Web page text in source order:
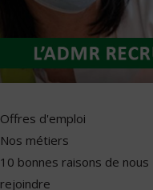
Offres d'emploi
Nos métiers
10 bonnes raisons de nous
rejoindre